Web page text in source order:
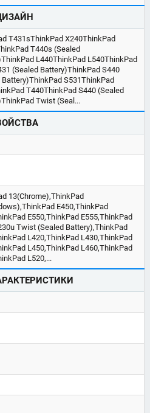
T431sThinkPad X240ThinkPad
T440s (Sealed
L440ThinkPad L540ThinkPad
(Sealed Battery)ThinkPad S440
Battery)ThinkPad S531ThinkPad
T440ThinkPad S440 (Sealed
Twist (Seal...
13(Chrome),ThinkPad
E450,ThinkPad
E550,ThinkPad E555,ThinkPad
Twist (Sealed Battery),ThinkPad
L420,ThinkPad L430,ThinkPad
L450,ThinkPad L460,ThinkPad
L520,...